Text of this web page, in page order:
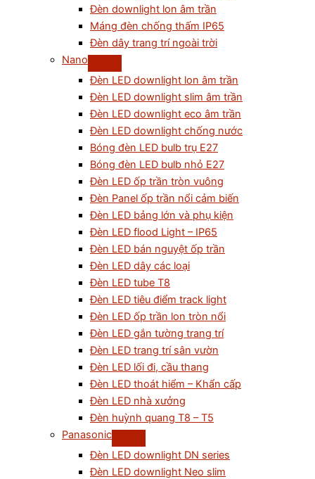
Đèn downlight lon âm trần
Máng đèn chống thấm IP65
Đèn dây trang trí ngoài trời
Nano
Đèn LED downlight lon âm trần
Đèn LED downlight slim âm trần
Đèn LED downlight eco âm trần
Đèn LED downlight chống nước
Bóng đèn LED bulb trụ E27
Bóng đèn LED bulb nhỏ E27
Đèn LED ốp trần tròn vuông
Đèn Panel ốp trần nổi cảm biến
Đèn LED bảng lớn và phụ kiện
Đèn LED flood Light – IP65
Đèn LED bán nguyệt ốp trần
Đèn LED dây các loại
Đèn LED tube T8
Đèn LED tiêu điểm track light
Đèn LED ốp trần lon tròn nổi
Đèn LED gắn tường trang trí
Đèn LED trang trí sân vườn
Đèn LED lối đi, cầu thang
Đèn LED thoát hiểm – Khẩn cấp
Đèn LED nhà xưởng
Đèn huỳnh quang T8 – T5
Panasonic
Đèn LED downlight DN series
Đèn LED downlight Neo slim